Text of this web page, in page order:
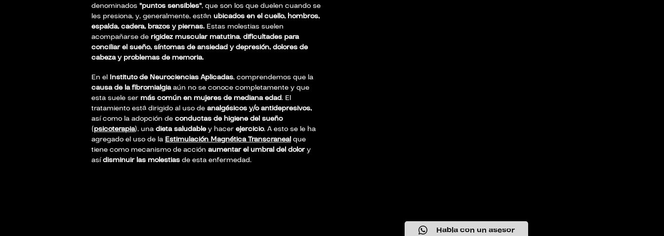
denominados"puntos sensibles", que son los que duelen cuando se
les presiona, y, generalmente, están ubicados en el cuello, hombros,
espalda, cadera, brazos y piernas. Estas molestias suelen
acompañarse de rigidez muscular matutina,dificultades para
conciliar el sueño, síntomas de ansiedad y depresión, dolores de
cabeza y problemas de memoria.
En el Instituto de Neurociencias Aplicadas, comprendemos que la
causa de la fibromialgiaaún no se conoce completamente y que
esta suele ser más común en mujeres de mediana edad. El
tratamiento está dirigido al uso deanalgésicos y/o antidepresivos,
así como la adopción deconductas de higiene del sueño
(psicoterapia), unadieta saludabley hacerejercicio. A esto se le ha
agregado el uso de la Estimulación Magnética Transcranealque
tiene como mecanismo de acción aumentar el umbral del dolory
asídisminuir las molestiasde esta enfermedad.
Habla con un asesor